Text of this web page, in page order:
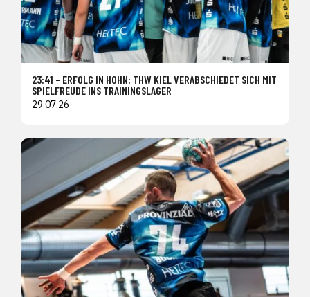
23:41 – ERFOLG IN HOHN: THW KIEL VERABSCHIEDET SICH MIT
SPIELFREUDE INS TRAININGSLAGER
29.07.26